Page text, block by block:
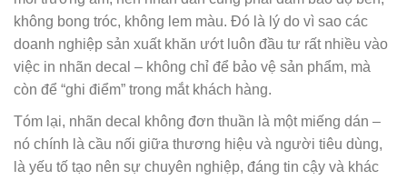
không bong tróc, không lem màu. Đó là lý do vì sao các
doanh nghiệp sản xuất khăn ướt luôn đầu tư rất nhiều vào
việc in nhãn decal – không chỉ để bảo vệ sản phẩm, mà
còn để “ghi điểm” trong mắt khách hàng.
Tóm lại, nhãn decal không đơn thuần là một miếng dán –
nó chính là cầu nối giữa thương hiệu và người tiêu dùng,
là yếu tố tạo nên sự chuyên nghiệp, đáng tin cậy và khác